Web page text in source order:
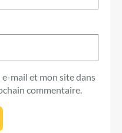
mail et mon site dans
commentaire.